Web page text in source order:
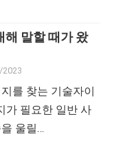
해 말할 때가 왔
를 찾는 기술자이
가 필요한 일반 사
울릴…